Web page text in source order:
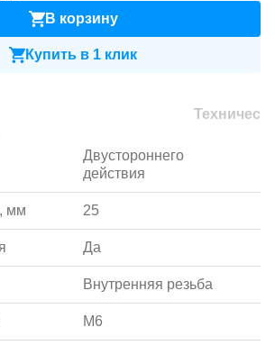
В корзину
Купить в 1 клик
Двустороннего
действия
мм 25
Да
Внутренняя резьба
M6